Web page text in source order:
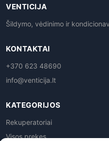
VENTICIJA
Šildymo, vėdinimo ir
KONTAKTAI
+370 623 48690
info@venticija.lt
KATEGORIJOS
Rekuperatoriai
Visos prekes